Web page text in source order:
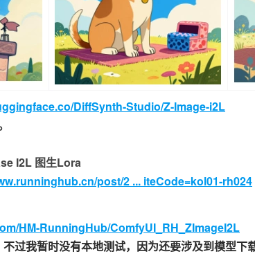
DiffSynth-Studio/Z-Image-i2L
I2L 图生Lora
post/2 ... iteCode=kol01-rh024
HM-RunningHub/ComfyUI_RH_ZImageI2L
过我暂时没有本地测试，因为还要涉及到模型下